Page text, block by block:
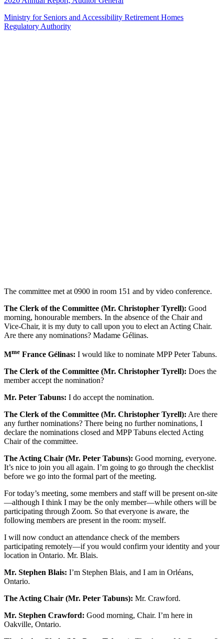
Ministry for Seniors and Accessibility Retirement Homes
Regulatory Authority
The committee met at 0900 in room 151 and by video conference.
The Clerk of the Committee (Mr. Christopher Tyrell): Good
morning, honourable members. In the absence of the Chair and
Vice-Chair, it is my duty to call upon you to elect an Acting Chair.
Are there any nominations? Madame Gélinas.
Mme France Gélinas: I would like to nominate MPP Peter Tabuns.
The Clerk of the Committee (Mr. Christopher Tyrell): Does the
member accept the nomination?
Mr. Peter Tabuns: I do accept the nomination.
The Clerk of the Committee (Mr. Christopher Tyrell): Are there
any further nominations? There being no further nominations, I
declare the nominations closed and MPP Tabuns elected Acting
Chair of the committee.
The Acting Chair (Mr. Peter Tabuns): Good morning, everyone.
It’s nice to join you all again. I’m going to go through the checklist
before we go into the formal part of the meeting.
For today’s meeting, some members and staff will be present on-site
—although I think I may be the only member—while others will be
participating through Zoom. So that everyone is aware, the
following members are present in the room: myself.
I will now conduct an attendance check of the members
participating remotely—if you would confirm your identity and your
location in Ontario. Mr. Blais.
Mr. Stephen Blais: I’m Stephen Blais, and I am in Orléans,
Ontario.
The Acting Chair (Mr. Peter Tabuns): Mr. Crawford.
Mr. Stephen Crawford: Good morning, Chair. I’m here in
Oakville, Ontario.